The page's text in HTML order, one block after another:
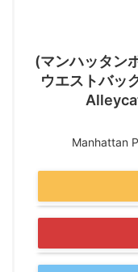
(マンハッタン
ウエストバッ
Manhattan